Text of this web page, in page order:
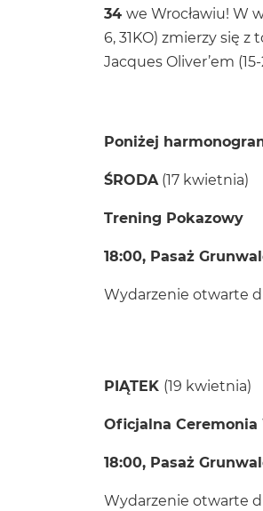
34 we Wrocławiu! W
6, 31KO) zmierzy się
Jacques Oliver’em (15-
Poniżej
ŚRODA(17 kwietnia)
Trening Pokazowy
18:00, Pasaż
Wydarzenie otwarte
PIĄTEK (19 kwietnia)
Oficjalna Ceremonia
18:00, Pasaż
Wydarzenie otwarte